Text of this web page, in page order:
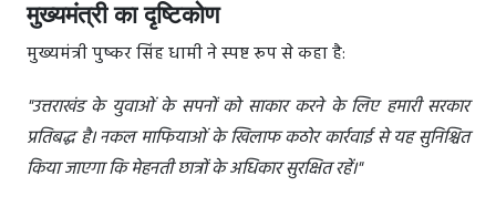
मुख्यमंत्री का दृष्टिकोण
मुख्यमंत्री पुष्कर सिंह धामी ने स्पष्ट रूप से कहा है:
"उत्तराखंड के युवाओं के सपनों को साकार करने के लिए हमारी सरकार
प्रतिबद्ध है। नकल माफियाओं के खिलाफ कठोर कार्रवाई से यह सुनिश्चित
किया जाएगा कि मेहनती छात्रों के अधिकार सुरक्षित रहें।"